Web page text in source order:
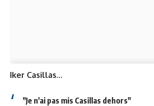
Iker Casillas...
"Je n'ai pas mis Casillas dehors"